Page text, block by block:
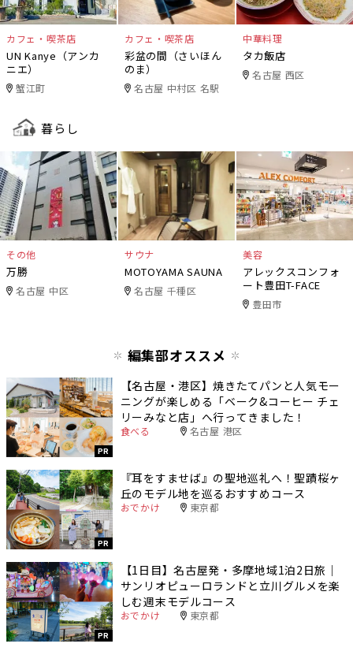
カフェ・喫茶店
UN Kanye（アンカ
ニエ）
蟹江町
カフェ・喫茶店
彩盆の間（さいほん
のま）
名古屋 中村区 名駅
中華料理
タカ飯店
名古屋 西区
暮らし
その他
万勝
名古屋 中区
サウナ
MOTOYAMA SAUNA
名古屋 千種区
美容
アレックスコンフォ
ート豊田T-FACE
豊田市
編集部オススメ
PR
【名古屋・港区】焼きたてパンと人気モー
ニングが楽しめる「ベーク&コーヒー チェ
リーみなと店」へ行ってきました！
食べる 名古屋 港区
PR
『耳をすませば』の聖地巡礼へ！聖蹟桜ヶ
丘のモデル地を巡るおすすめコース
おでかけ 東京都
PR
【1日目】名古屋発・多摩地域1泊2日旅｜
サンリオピューロランドと立川グルメを楽
しむ週末モデルコース
おでかけ 東京都